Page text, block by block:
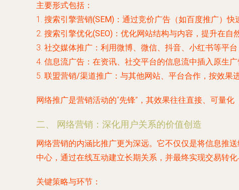
主要形式包括：
1. 搜索引擎营销(SEM) ：通过竞价广告（如百度推广）快
2. 搜索引擎优化(SEO) ：优化网站结构与内容，提升在自
3. 社交媒体推广 ：利用微博、微信、抖音、小红书等平
4. 信息流广告 ：在资讯、社交平台的信息流中插入原生广
5. 联盟营销/渠道推广 ：与其他网站、平台合作，按效果
网络推广是营销活动的“先锋”，其效果往往直接、可量
二、 网络营销：深化用户关系的价值创造
网络营销的内涵比推广更为深远。它不仅仅是将信息推
中心，通过在线互动建立长期关系，并最终实现交易转化
关键策略与环节：